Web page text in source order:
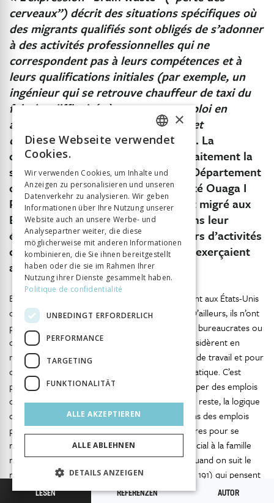
cerveaux”) décrit des situations spécifiques où
des migrants qualifiés sont obligés de s’adonner
à des activités professionnelles qui ne
correspondent pas à leurs compétences et à
leurs qualifications initiales (par exemple, un
ingénieur qui se retrouve chauffeur de taxi du
fait des difficultés à trouver un emploi en
adéquation avec ses qualifications et
compétences).» (Dia, 2005, p. 146). La
définition de Dia (2005) décrit parfaitement la
situation des anciens étudiants du Département
d’études anglophones de l’Université Ouaga I
Professeur Joseph Ki-Zerbo qui ont migré aux
États-Unis. Ils se sont retrouvés dans leur
écrasante majorité dans des secteurs d’activités
différents de ceux dans lesquels ils exerçaient
avant leur migration.
En effet, la plupart de ces migrants qui se rendent aux États-Unis
connaissent une mobilité sociale descendante. D’ailleurs, ils n’ont
pas pour projet de travailler dans les emplois de bureaucrates ou
dans des domaines socialement cotés. Ils se considèrent en
majorité comme des aventuriers à la recherche de travail et pour
cela ne tiennent pas à avoir un emploi bureaucratique. C’est
pourquoi ils ne manifestent aucune gêne à occuper des emplois
qu’ils n’auraient pas exercés au Burkina Faso. Du reste, la logique
de cette migration n’est pas de se retrouver dans des emplois
prestigieux, mais d’avoir des ressources financières pour se
réaliser économiquement et payer son tribut social à la famille
restée au pays. Cette situation semble logique quand on suit le
raisonnement de Bastenier et Dassetto (1993, p. 191) qui pensent
que «dans la mesure où les acteurs qui émigrent, c’est-à-dire
LESEN REFERENZEN AUTOR
FRENCH
ITALIAN
×
Diese Webseite verwendet
Cookies.
Wir verwenden Cookies, um Inhalte und
Anzeigen zu personalisieren und unseren
Datenverkehr zu analysieren. Wir geben
Informationen über Ihre Nutzung unserer
Website auch an unsere Werbe- und
Analysepartner weiter, die diese
möglicherweise mit anderen Informationen
kombinieren, die Sie ihnen bereitgestellt
haben oder die sie im Rahmen Ihrer
Nutzung ihrer Dienste gesammelt haben.
Politique de confidentialité
UNBEDINGT ERFORDERLICH
PERFORMANCE
TARGETING
FUNKTIONALITÄT
ALLE AKZEPTIEREN
ALLE ABLEHNEN
DETAILS ANZEIGEN